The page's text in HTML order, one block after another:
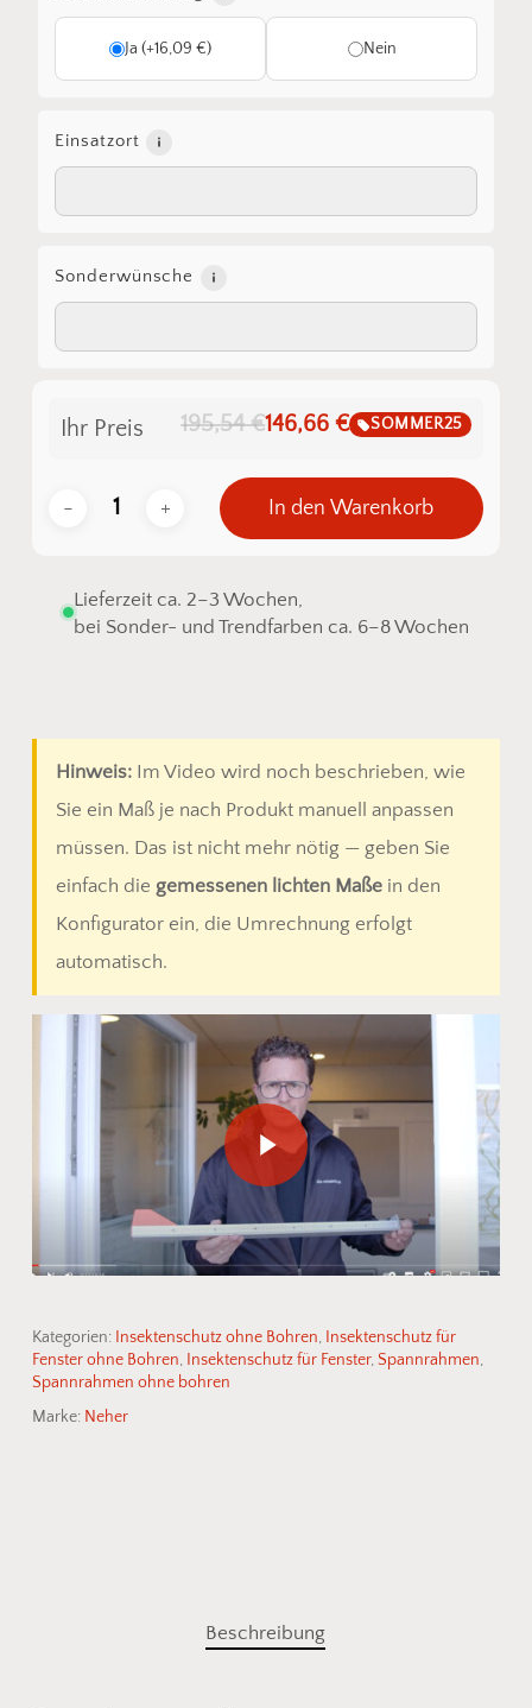
Ja (+16,09 €) Nein
Einsatzort
Sonderwünsche
Ihr Preis 195,54 €146,66 € SOMMER25
In den Warenkorb
Lieferzeit ca. 2–3 Wochen,
bei Sonder- und Trendfarben ca. 6–8 Wochen
Hinweis:Im Video wird noch beschrieben, wie
Sie ein Maß je nach Produkt manuell anpassen
müssen. Das ist nicht mehr nötig — geben Sie
einfach die gemessenen lichten Maßein den
Konfigurator ein, die Umrechnung erfolgt
automatisch.
Play Video
Kategorien: Insektenschutz ohne Bohren, Insektenschutz für
Fenster ohne Bohren, Insektenschutz für Fenster,Spannrahmen,
Spannrahmen ohne bohren
Marke: Neher
Beschreibung